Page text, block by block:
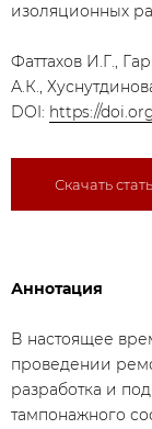
изоляционных
Фаттахов И.Г.,
А.К.,
DOI: https://
Скачать
Аннотация
В настоящее
проведении
разработка и
тампонажного